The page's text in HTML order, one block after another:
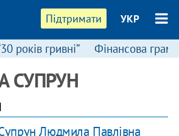
Підтримати УКР
років гривні” Фінансова
СУПРУН
Людмила Павлівна